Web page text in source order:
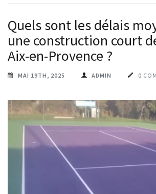
Quels sont les délais
une construction court
Aix-en-Provence ?
MAI 19TH, 2025 ADMIN 0